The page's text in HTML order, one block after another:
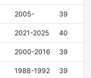
2005- 39
2021-2025 40
2000-2016 39
1988-1992 39